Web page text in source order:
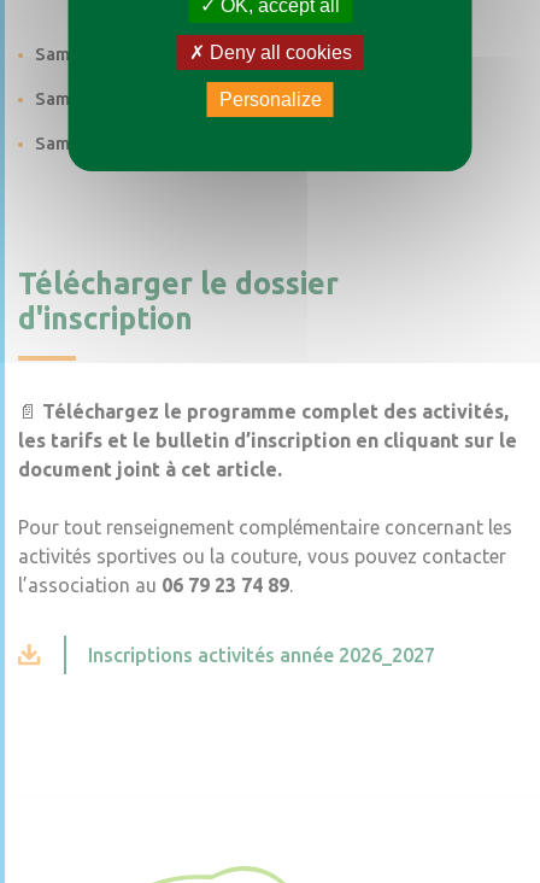
Samedi 20 juin 2026
Samedi 27 juin 2026
Samedi 05 septembre 2026
Télécharger le dossier
d'inscription
📄 Téléchargez le programme complet des activités,
les tarifs et le bulletin d’inscription en cliquant sur le
document joint à cet article.
Pour tout renseignement complémentaire concernant les
activités sportives ou la couture, vous pouvez contacter
l’association au 06 79 23 74 89.
Inscriptions activités année 2026_2027
OK, accept all
Deny all cookies
Personalize